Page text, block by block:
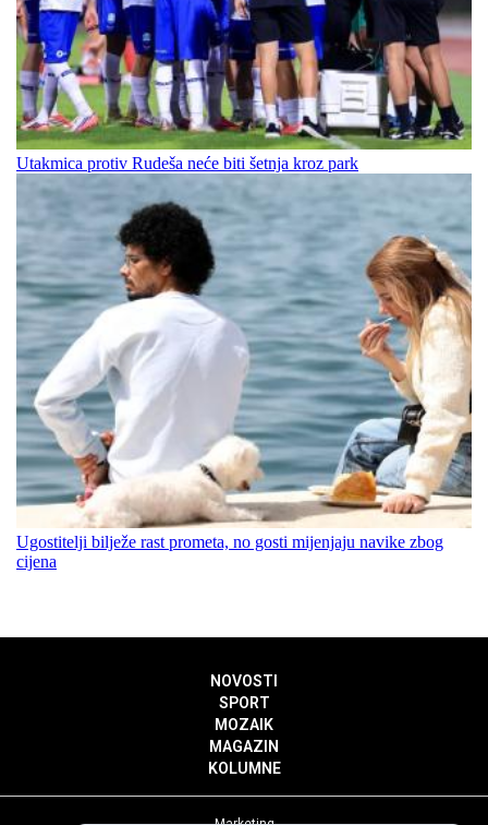
Utakmica protiv Rudeša neće biti šetnja kroz park
Ugostitelji bilježe rast prometa, no gosti mijenjaju navike zbog
cijena
NOVOSTI
SPORT
MOZAIK
MAGAZIN
KOLUMNE